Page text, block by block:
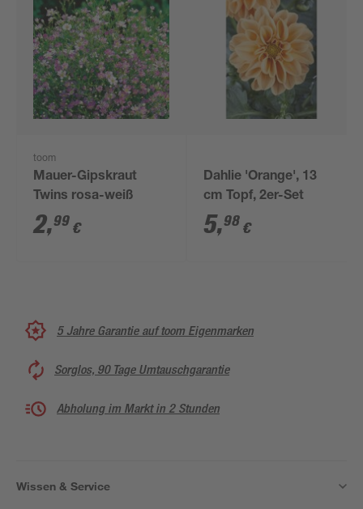
toom
Mauer-Gipskraut
Twins rosa-weiß
2,99 €
Dahlie 'Orange', 13
cm Topf, 2er-Set
5,98 €
5 Jahre Garantie auf toom Eigenmarken
Sorglos, 90 Tage Umtauschgarantie
Abholung im Markt in 2 Stunden
Wissen & Service